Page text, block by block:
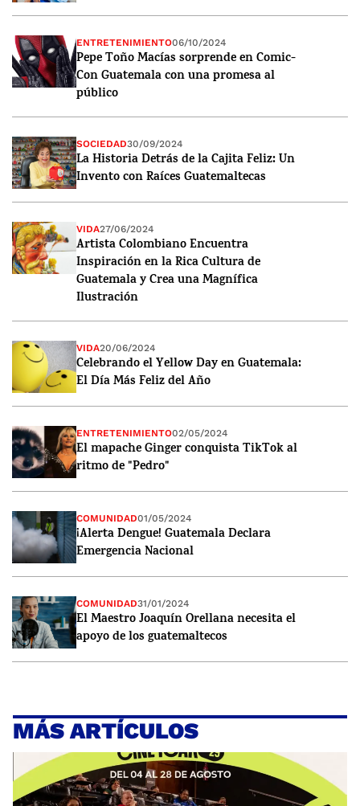
ENTRETENIMIENTO06/10/2024
Pepe Toño Macías sorprende en Comic-
Con Guatemala con una promesa al
público
SOCIEDAD30/09/2024
La Historia Detrás de la Cajita Feliz: Un
Invento con Raíces Guatemaltecas
VIDA27/06/2024
Artista Colombiano Encuentra
Inspiración en la Rica Cultura de
Guatemala y Crea una Magnífica
Ilustración
VIDA20/06/2024
Celebrando el Yellow Day en Guatemala:
El Día Más Feliz del Año
ENTRETENIMIENTO02/05/2024
El mapache Ginger conquista TikTok al
ritmo de "Pedro"
COMUNIDAD01/05/2024
¡Alerta Dengue! Guatemala Declara
Emergencia Nacional
COMUNIDAD31/01/2024
El Maestro Joaquín Orellana necesita el
apoyo de los guatemaltecos
MÁS ARTÍCULOS